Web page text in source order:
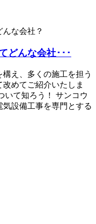
どんな会社･･･
え、多くの施工を担う
改めてご紹介いたしま
いて知ろう！ サンコウ
設備工事を専門とする